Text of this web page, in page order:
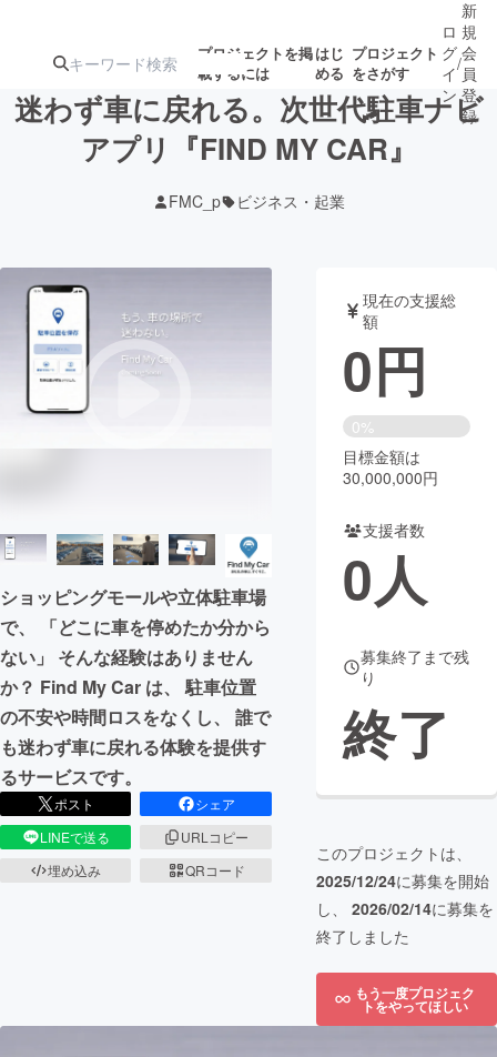
プロジェクトを掲
載するには
はじ
める
プロジェクト
をさがす
ジェクト
募集終了が近いプ
ロジェクト
音楽
テクノロジー・ガジェット ゲーム・サ
書籍・雑誌
チャレンジ
まちづくり・地域活性化
CAMPFIRE for Social Good
CAMPFIRE Creation
CAMPFIREふるさと納税 machi-ya
ロ
グ
イ
ン
/
新
規
会
員
登
録
迷わず車に戻れる。次世代駐車ナビ
アプリ『FIND MY CAR』
FMC_p ビジネス・起業
ショッピングモールや立体駐車場
で、 「どこに車を停めたか分から
ない」 そんな経験はありません
か？ Find My Car は、 駐車位置
の不安や時間ロスをなくし、 誰で
も迷わず車に戻れる体験を提供す
るサービスです。
ポスト
シェア
LINEで送る
URLコピー
埋め込み
QRコード
現在の支援総
額
0円
0%
目標金額は
30,000,000円
支援者数
0人
募集終了まで残
り
終了
このプロジェクトは、
2025/12/24に募集を開始
し、 2026/02/14に募集を
終了しました
もう一度プロジェク
トをやってほしい